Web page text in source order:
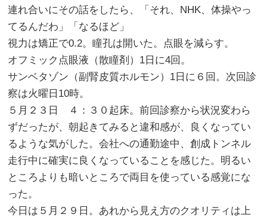
連れ合いにその話をしたら、「それ、NHK、体操やっ
てるんだわ」「なるほど」
視力は矯正で0.2。瞳孔は開いた。点眼を減らす。
オフミック点眼液（散瞳剤）1日に4回。
サンベタゾン（副腎皮質ホルモン）1日に６回。次回診
察は火曜日10時。
５月２３日 ４：３０起床。前回診察から状況変わら
ずだったが、朝起きてみると違和感が、良くなってい
るような気がした。会社への通勤途中、創成トンネル
走行中に確実に良くなっていることを感じた。明るい
ところよりも暗いところで両目を使っている感覚にな
った。
今日は５月２９日。あれから見え方のクオリティは上